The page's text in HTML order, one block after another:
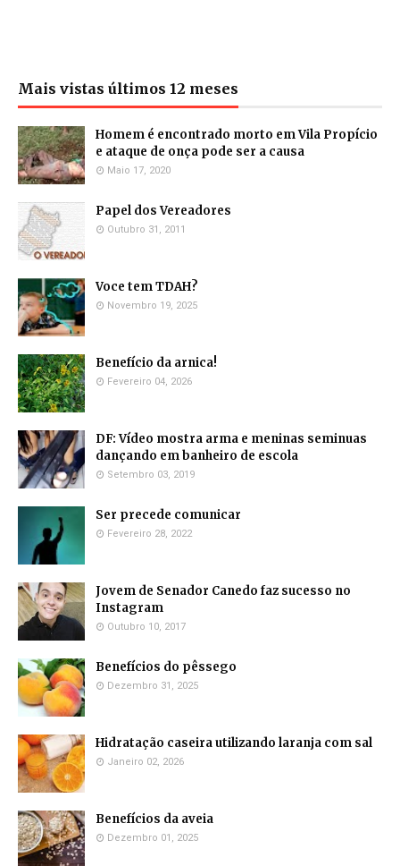
Mais vistas últimos 12 meses
Homem é encontrado morto em Vila Propício
e ataque de onça pode ser a causa
Maio 17, 2020
Papel dos Vereadores
Outubro 31, 2011
Voce tem TDAH?
Novembro 19, 2025
Benefício da arnica!
Fevereiro 04, 2026
DF: Vídeo mostra arma e meninas seminuas
dançando em banheiro de escola
Setembro 03, 2019
Ser precede comunicar
Fevereiro 28, 2022
Jovem de Senador Canedo faz sucesso no
Instagram
Outubro 10, 2017
Benefícios do pêssego
Dezembro 31, 2025
Hidratação caseira utilizando laranja com sal
Janeiro 02, 2026
Benefícios da aveia
Dezembro 01, 2025